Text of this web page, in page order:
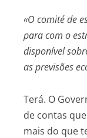
«O comité de
para com o
disponível
as previsões
Terá. O
de contas
mais do que